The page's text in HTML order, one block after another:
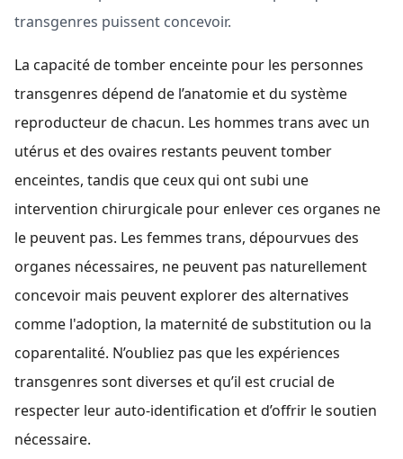
transgenres puissent concevoir.
La capacité de tomber enceinte pour les personnes
transgenres dépend de l’anatomie et du système
reproducteur de chacun. Les hommes trans avec un
utérus et des ovaires restants peuvent tomber
enceintes, tandis que ceux qui ont subi une
intervention chirurgicale pour enlever ces organes ne
le peuvent pas. Les femmes trans, dépourvues des
organes nécessaires, ne peuvent pas naturellement
concevoir mais peuvent explorer des alternatives
comme l'adoption, la maternité de substitution ou la
coparentalité. N’oubliez pas que les expériences
transgenres sont diverses et qu’il est crucial de
respecter leur auto-identification et d’offrir le soutien
nécessaire.